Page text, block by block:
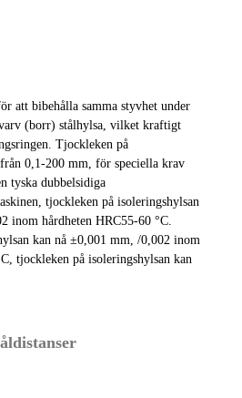
att bibehålla samma styvhet under
(borr) stålhylsa, vilket kraftigt
Tjockleken på
0,1-200 mm, för speciella krav
tyska dubbelsidiga
tjockleken på isoleringshylsan
inom hårdheten HRC55-60 °C.
kan nå ±0,001 mm, /0,002 inom
tjockleken på isoleringshylsan kan